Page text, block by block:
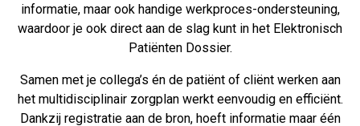
informatie, maar ook handige werkproces-ondersteuning,
waardoor je ook direct aan de slag kunt in het Elektronisch
Patiënten Dossier.
Samen met je collega’s én de patiënt of cliënt werken aan
het multidisciplinair zorgplan werkt eenvoudig en efficiënt.
Dankzij registratie aan de bron, hoeft informatie maar één